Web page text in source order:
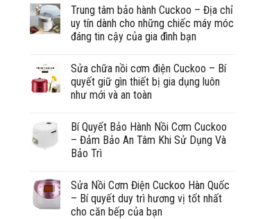
Trung tâm bảo hành Cuckoo – Địa chỉ
uy tín dành cho những chiếc máy móc
đáng tin cậy của gia đình bạn
Sửa chữa nồi cơm điện Cuckoo – Bí
quyết giữ gìn thiết bị gia dụng luôn
như mới và an toàn
Bí Quyết Bảo Hành Nồi Cơm Cuckoo
– Đảm Bảo An Tâm Khi Sử Dụng Và
Bảo Trì
Sửa Nồi Cơm Điện Cuckoo Hàn Quốc
– Bí quyết duy trì hương vị tốt nhất
cho căn bếp của bạn